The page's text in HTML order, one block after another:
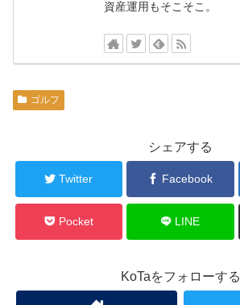
資産運用もそこそこ。
ゴルフ
シェアする
Twitter Facebook
Pocket LINE
KoTaをフォローする